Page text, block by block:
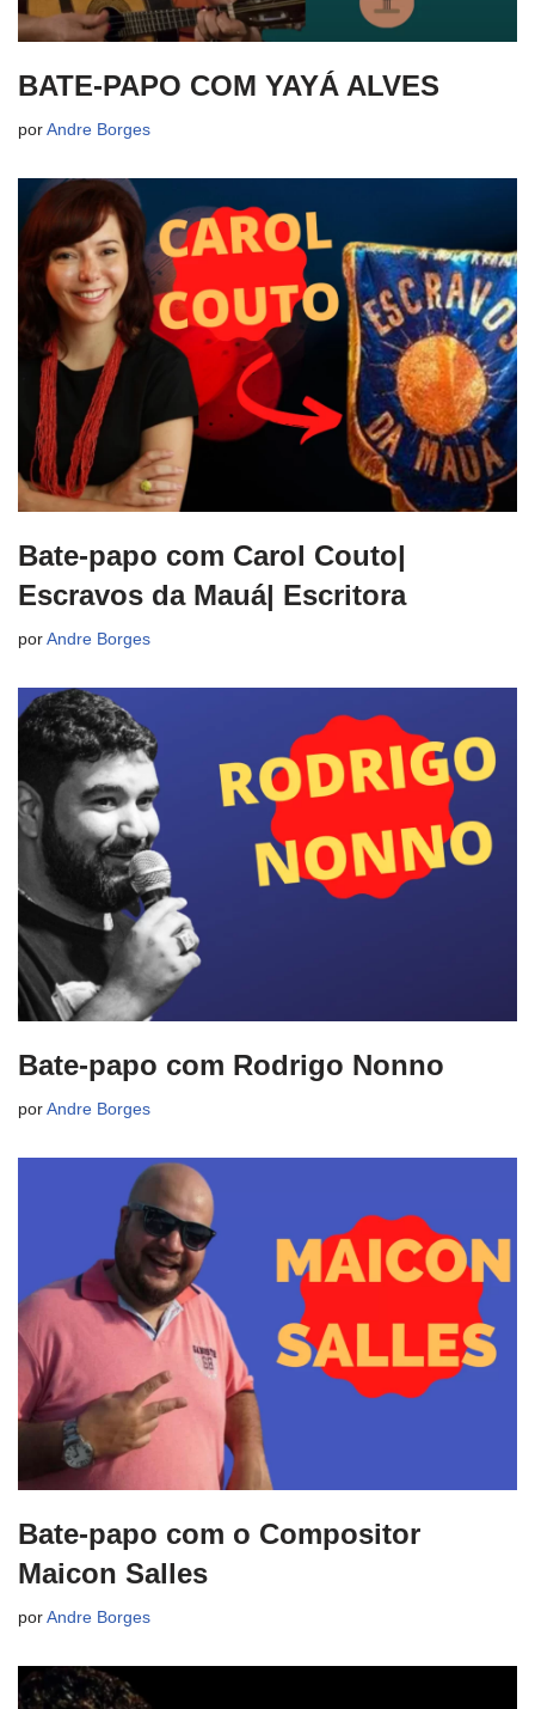
BATE-PAPO COM YAYÁ ALVES
por Andre Borges
Bate-papo com Carol Couto|
Escravos da Mauá| Escritora
por Andre Borges
Bate-papo com Rodrigo Nonno
por Andre Borges
Bate-papo com o Compositor
Maicon Salles
por Andre Borges